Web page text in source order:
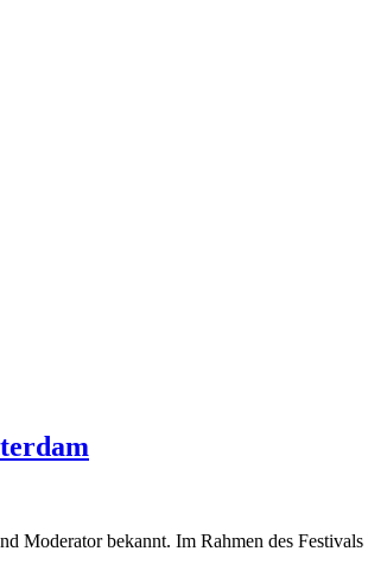
Moderator bekannt. Im Rahmen des